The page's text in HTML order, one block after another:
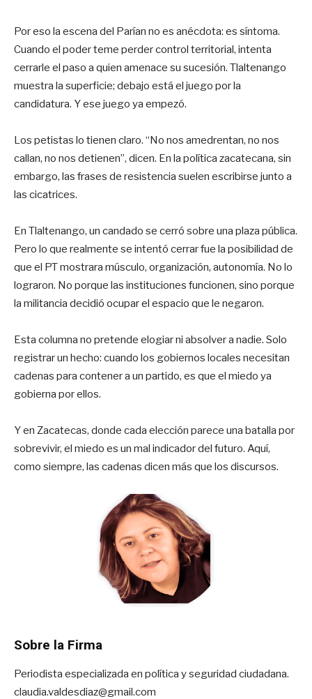
Por eso la escena del Parían no es anécdota: es síntoma.
Cuando el poder teme perder control territorial, intenta
cerrarle el paso a quien amenace su sucesión. Tlaltenango
muestra la superficie; debajo está el juego por la
candidatura. Y ese juego ya empezó.
Los petistas lo tienen claro. “No nos amedrentan, no nos
callan, no nos detienen”, dicen. En la política zacatecana, sin
embargo, las frases de resistencia suelen escribirse junto a
las cicatrices.
En Tlaltenango, un candado se cerró sobre una plaza pública.
Pero lo que realmente se intentó cerrar fue la posibilidad de
que el PT mostrara músculo, organización, autonomía. No lo
lograron. No porque las instituciones funcionen, sino porque
la militancia decidió ocupar el espacio que le negaron.
Esta columna no pretende elogiar ni absolver a nadie. Solo
registrar un hecho: cuando los gobiernos locales necesitan
cadenas para contener a un partido, es que el miedo ya
gobierna por ellos.
Y en Zacatecas, donde cada elección parece una batalla por
sobrevivir, el miedo es un mal indicador del futuro. Aquí,
como siempre, las cadenas dicen más que los discursos.
Sobre la Firma
Periodista especializada en política y seguridad ciudadana.
claudia.valdesdiaz@gmail.com